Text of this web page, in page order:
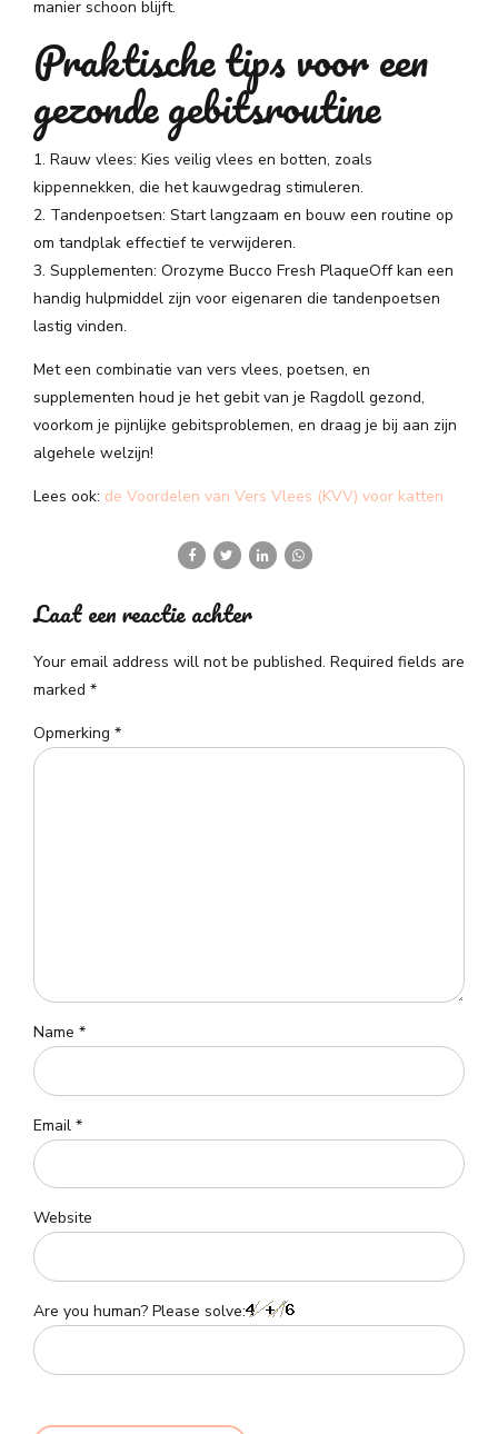
manier schoon blijft.
Praktische tips voor een
gezonde gebitsroutine
1. Rauw vlees: Kies veilig vlees en botten, zoals
kippennekken, die het kauwgedrag stimuleren.
2. Tandenpoetsen: Start langzaam en bouw een routine op
om tandplak effectief te verwijderen.
3. Supplementen: Orozyme Bucco Fresh PlaqueOff kan een
handig hulpmiddel zijn voor eigenaren die tandenpoetsen
lastig vinden.
Met een combinatie van vers vlees, poetsen, en
supplementen houd je het gebit van je Ragdoll gezond,
voorkom je pijnlijke gebitsproblemen, en draag je bij aan zijn
algehele welzijn!
Lees ook: de Voordelen van Vers Vlees (KVV) voor katten
Laat een reactie achter
Your email address will not be published. Required fields are
marked *
Opmerking *
Name *
Email *
Website
Are you human? Please solve: